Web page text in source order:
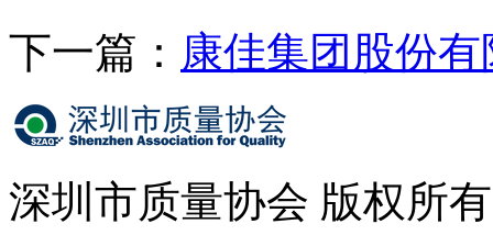
下一篇： 康佳集团股份
深圳市质量协会 版权所